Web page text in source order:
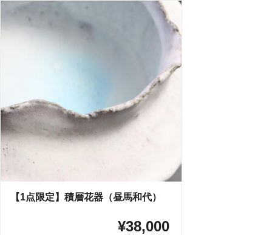
【1点限定】積層花器（昼馬和代）
¥38,000